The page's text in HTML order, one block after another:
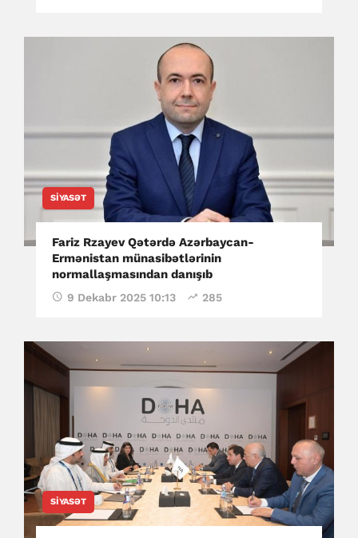
SIYASƏT
Fariz Rzayev Qətərdə Azərbaycan-
Ermənistan münasibətlərinin
normallaşmasından danışıb
9 Dekabr 2025 10:13 285
SIYASƏT